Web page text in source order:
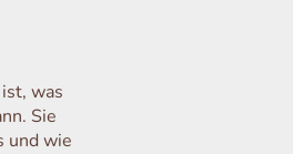
was
Sie
und wie